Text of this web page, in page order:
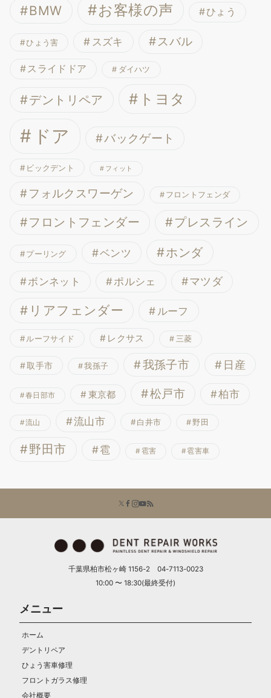
BMW お客様の声 ひょう
ひょう害 スズキ スバル
スライドドア ダイハツ
デントリペア トヨタ
ドア バックゲート
ビックデント フィット
フォルクスワーゲン フロントフェンダ
フロントフェンダー プレスライン
プーリング ベンツ ホンダ
ボンネット ポルシェ マツダ
リアフェンダー ルーフ
ルーフサイド レクサス 三菱
取手市 我孫子 我孫子市 日産
春日部市 東京都 松戸市 柏市
流山 流山市 白井市 野田
野田市 雹 雹害 雹害車
千葉県柏市松ヶ崎 1156-2 04-7113-0023
10:00 〜 18:30(最終受付)
メニュー
ホーム
デントリペア
ひょう害車修理
フロントガラス修理
会社概要